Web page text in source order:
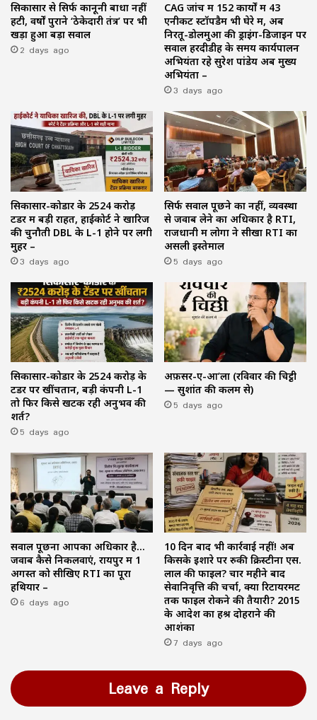
सिकासार से सिर्फ कानूनी बाधा नहीं
हटी, वर्षों पुराने ‘ठेकेदारी तंत्र’ पर भी
खड़ा हुआ बड़ा सवाल
2 days ago
CAG जांच में 152 कार्यों में 43
एनीकट स्टॉपडैम भी घेरे में, अब
निरतू-डोलमुआ की ड्राइंग-डिजाइन पर
सवाल हरदीडीह के समय कार्यपालन
अभियंता रहे सुरेश पांडेय अब मुख्य
अभियंता –
3 days ago
सिकासार-कोडार के ₹2524 करोड़
टेंडर में बड़ी राहत, हाईकोर्ट ने खारिज
की चुनौती DBL के L-1 होने पर लगी
मुहर –
3 days ago
सिर्फ सवाल पूछने का नहीं, व्यवस्था
से जवाब लेने का अधिकार है RTI,
राजधानी में लोगों ने सीखा RTI का
असली इस्तेमाल
5 days ago
सिकासार-कोडार के ₹2524 करोड़ के
टेंडर पर खींचतान, बड़ी कंपनी L-1
तो फिर किसे खटक रही अनुभव की
शर्त?
5 days ago
अफ़सर-ए-आ’ला (रविवार की चिट्ठी
— सुशांत की कलम से)
5 days ago
सवाल पूछना आपका अधिकार है…
जवाब कैसे निकलवाएं, रायपुर में 1
अगस्त को सीखिए RTI का पूरा
हथियार –
6 days ago
10 दिन बाद भी कार्रवाई नहीं! अब
किसके इशारे पर रुकी क्रिस्टीना एस.
लाल की फाइल? चार महीने बाद
सेवानिवृत्ति की चर्चा, क्या रिटायरमेंट
तक फाइल रोकने की तैयारी? 2015
के आदेश का हश्र दोहराने की
आशंका
7 days ago
Leave a Reply